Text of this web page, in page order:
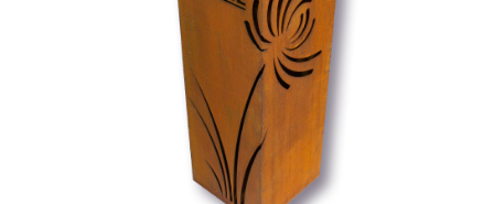
MAATWERK
OVER FEORE
CONTACT